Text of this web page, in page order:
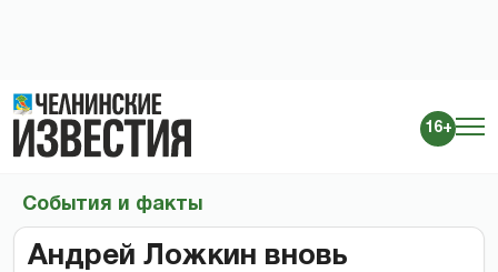
16+
События и факты
Андрей Ложкин вновь